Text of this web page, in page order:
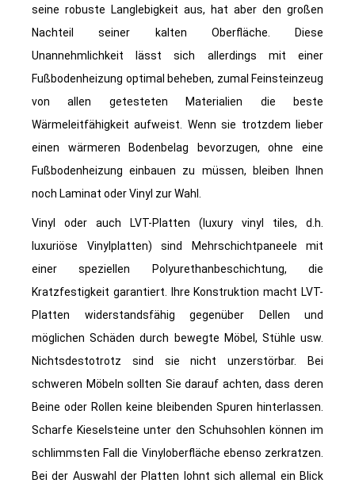
seine robuste Langlebigkeit aus, hat aber den großen
Nachteil seiner kalten Oberfläche. Diese
Unannehmlichkeit lässt sich allerdings mit einer
Fußbodenheizung optimal beheben, zumal Feinsteinzeug
von allen getesteten Materialien die beste
Wärmeleitfähigkeit aufweist. Wenn sie trotzdem lieber
einen wärmeren Bodenbelag bevorzugen, ohne eine
Fußbodenheizung einbauen zu müssen, bleiben Ihnen
noch Laminat oder Vinyl zur Wahl.
Vinyl oder auch LVT-Platten (luxury vinyl tiles, d.h.
luxuriöse Vinylplatten) sind Mehrschichtpaneele mit
einer speziellen Polyurethanbeschichtung, die
Kratzfestigkeit garantiert. Ihre Konstruktion macht LVT-
Platten widerstandsfähig gegenüber Dellen und
möglichen Schäden durch bewegte Möbel, Stühle usw.
Nichtsdestotrotz sind sie nicht unzerstörbar. Bei
schweren Möbeln sollten Sie darauf achten, dass deren
Beine oder Rollen keine bleibenden Spuren hinterlassen.
Scharfe Kieselsteine unter den Schuhsohlen können im
schlimmsten Fall die Vinyloberfläche ebenso zerkratzen.
Bei der Auswahl der Platten lohnt sich allemal ein Blick